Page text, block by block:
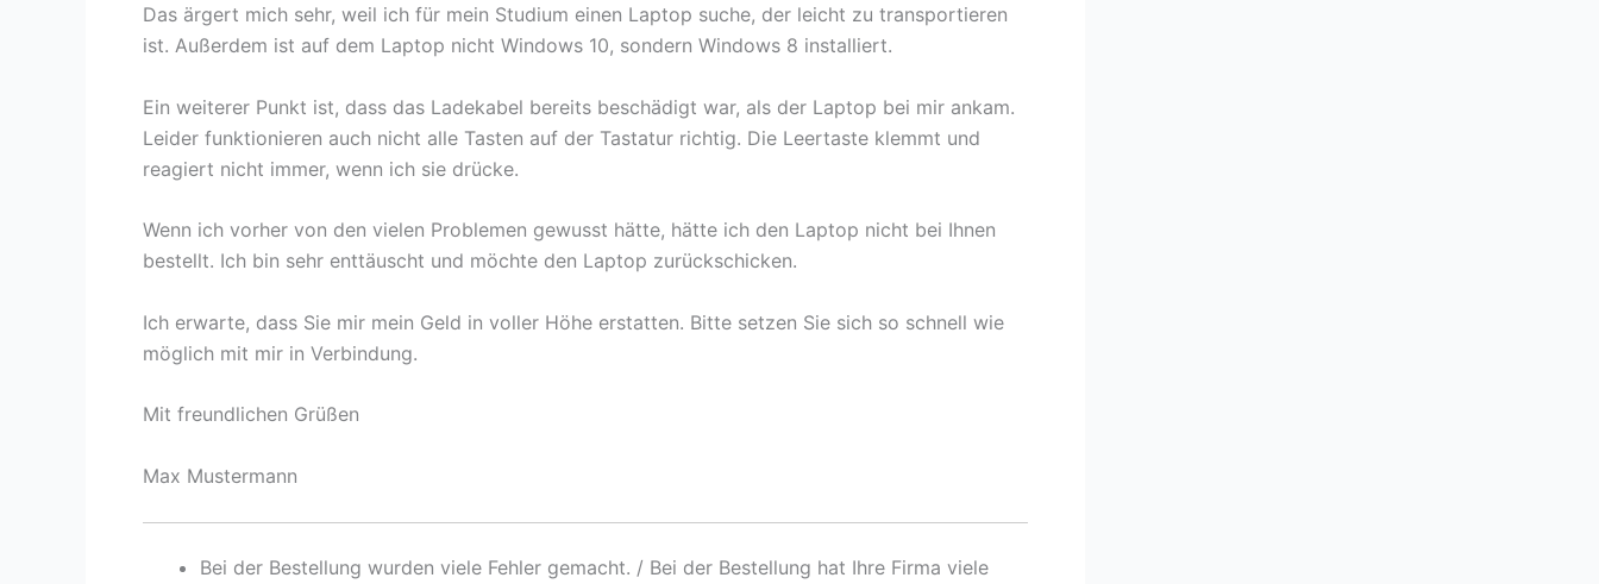
Das ärgert mich sehr, weil ich für mein Studium einen Laptop suche, der leicht zu transportieren
ist. Außerdem ist auf dem Laptop nicht Windows 10, sondern Windows 8 installiert.
Ein weiterer Punkt ist, dass das Ladekabel bereits beschädigt war, als der Laptop bei mir ankam.
Leider funktionieren auch nicht alle Tasten auf der Tastatur richtig. Die Leertaste klemmt und
reagiert nicht immer, wenn ich sie drücke.
Wenn ich vorher von den vielen Problemen gewusst hätte, hätte ich den Laptop nicht bei Ihnen
bestellt. Ich bin sehr enttäuscht und möchte den Laptop zurückschicken.
Ich erwarte, dass Sie mir mein Geld in voller Höhe erstatten. Bitte setzen Sie sich so schnell wie
möglich mit mir in Verbindung.
Mit freundlichen Grüßen
Max Mustermann
Bei der Bestellung wurden viele Fehler gemacht. / Bei der Bestellung hat Ihre Firma viele